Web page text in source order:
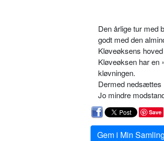
Den årlige tur med
godt med den
Kløveøksens
Kløveøksen har en
kløvningen.
Dermed nedsættes
Jo mindre
Save
Gem i Min Samling